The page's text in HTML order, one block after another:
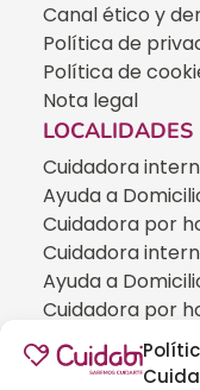
Canal ético y
Política de
Política de
Nota legal
LOCALIDADES
Cuidadora
Ayuda a
Cuidadora por
Cuidadora
Ayuda a
Cuidadora por
Cuidadora
Ayuda a